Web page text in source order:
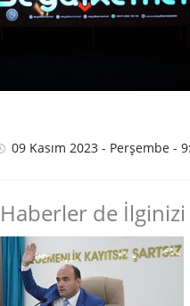
09 Kasım 2023 - Perşembe -
de